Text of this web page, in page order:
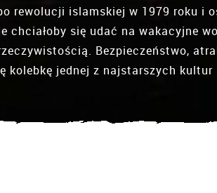
rewolucji islamskiej w 1979 roku i
się udać na wakacyjne
Bezpieczeństwo,
kolebkę jednej z najstarszych kultur